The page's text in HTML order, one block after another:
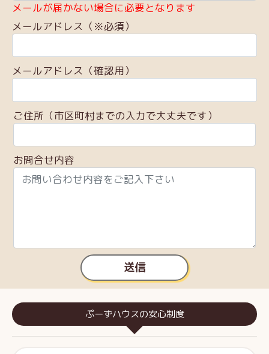
メールが届かない場合に必要となります
メールアドレス（※必須）
メールアドレス（確認用）
ご住所（市区町村までの入力で大丈夫です）
お問合せ内容
送信
ぷーずハウスの安心制度